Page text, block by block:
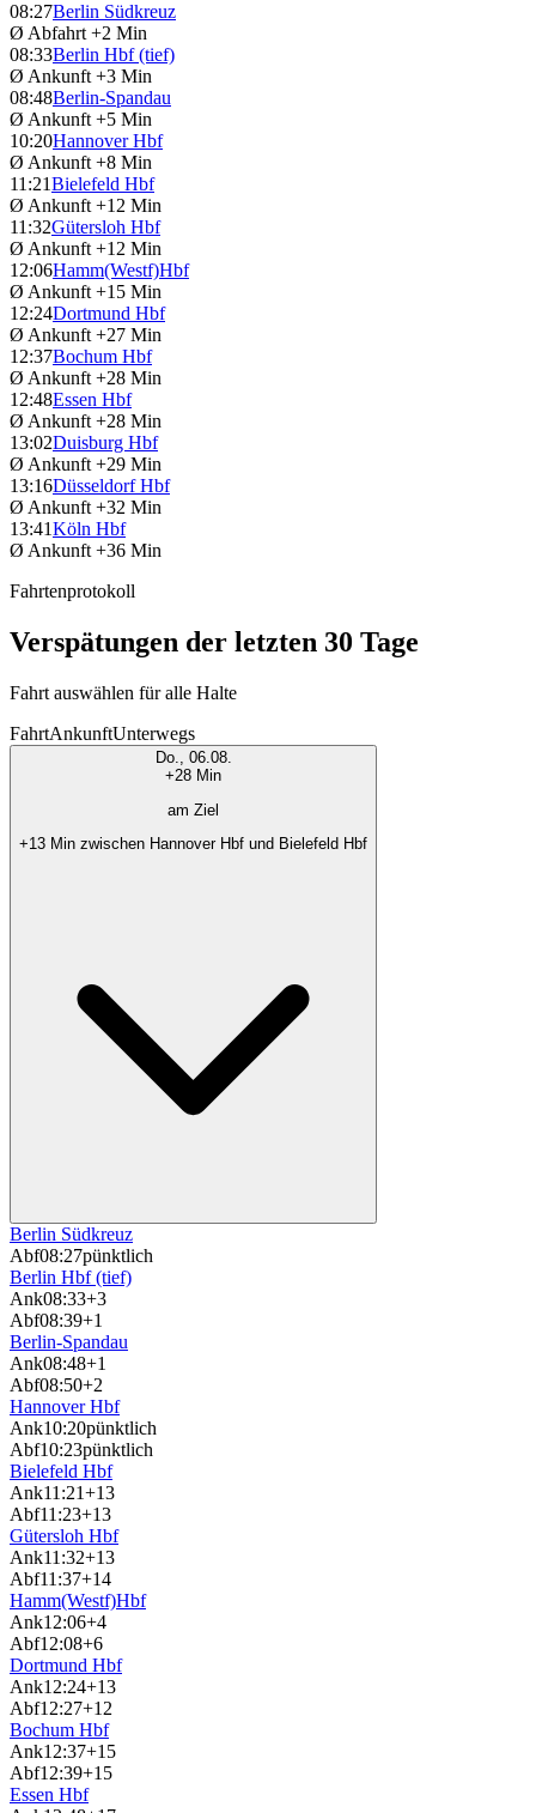
08:27Berlin Südkreuz
Ø Abfahrt +2 Min
08:33Berlin Hbf (tief)
Ø Ankunft +3 Min
08:48Berlin-Spandau
Ø Ankunft +5 Min
10:20Hannover Hbf
Ø Ankunft +8 Min
11:21Bielefeld Hbf
Ø Ankunft +12 Min
11:32Gütersloh Hbf
Ø Ankunft +12 Min
12:06Hamm(Westf)Hbf
Ø Ankunft +15 Min
12:24Dortmund Hbf
Ø Ankunft +27 Min
12:37Bochum Hbf
Ø Ankunft +28 Min
12:48Essen Hbf
Ø Ankunft +28 Min
13:02Duisburg Hbf
Ø Ankunft +29 Min
13:16Düsseldorf Hbf
Ø Ankunft +32 Min
13:41Köln Hbf
Ø Ankunft +36 Min
Fahrtenprotokoll
Verspätungen der letzten 30 Tage
Fahrt auswählen für alle Halte
FahrtAnkunftUnterwegs
Do., 06.08.
+28 Min
am Ziel
+13 Min zwischen Hannover Hbf und Bielefeld Hbf
Berlin Südkreuz
Abf08:27pünktlich
Berlin Hbf (tief)
Ank08:33+3
Abf08:39+1
Berlin-Spandau
Ank08:48+1
Abf08:50+2
Hannover Hbf
Ank10:20pünktlich
Abf10:23pünktlich
Bielefeld Hbf
Ank11:21+13
Abf11:23+13
Gütersloh Hbf
Ank11:32+13
Abf11:37+14
Hamm(Westf)Hbf
Ank12:06+4
Abf12:08+6
Dortmund Hbf
Ank12:24+13
Abf12:27+12
Bochum Hbf
Ank12:37+15
Abf12:39+15
Essen Hbf